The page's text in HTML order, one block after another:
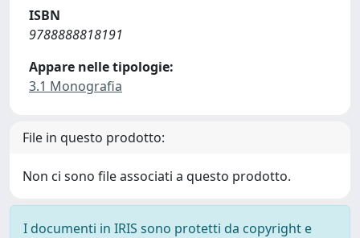
ISBN
9788888818191
Appare nelle tipologie:
3.1 Monografia
File in questo prodotto:
Non ci sono file associati a questo prodotto.
I documenti in IRIS sono protetti da copyright e